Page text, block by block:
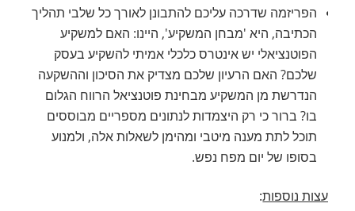
הפריזמה שדרכה עליכם להתבונן לאורך כל שלבי תהליך
הכתיבה, היא 'מבחן המשקיע', היינו: האם למשקיע
הפוטנציאלי יש אינטרס כלכלי אמיתי להשקיע בעסק
שלכם? האם הרעיון שלכם מצדיק את הסיכון וההשקעה
הנדרשת מן המשקיע מבחינת פוטנציאל הרווח הגלום
בו? ברור כי רק היצמדות לנתונים מספריים מבוססים
תוכל לתת מענה מיטבי ומהימן לשאלות אלה, ולמנוע
בסופו של יום מפח נפש.
עצות נוספות: